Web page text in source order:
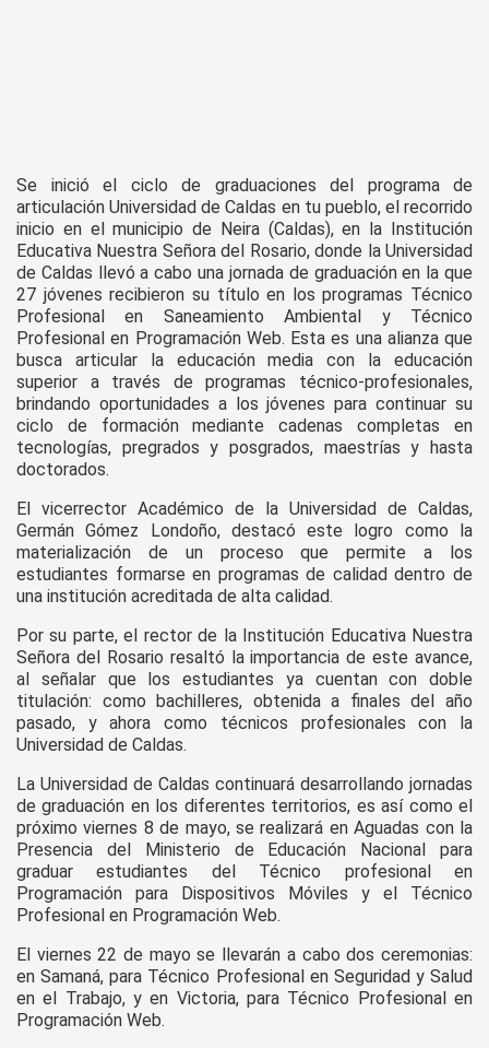
Se inició el ciclo de graduaciones del programa de
articulación Universidad de Caldas en tu pueblo, el recorrido
inicio en el municipio de Neira (Caldas), en la Institución
Educativa Nuestra Señora del Rosario, donde la Universidad
de Caldas llevó a cabo una jornada de graduación en la que
27 jóvenes recibieron su título en los programas Técnico
Profesional en Saneamiento Ambiental y Técnico
Profesional en Programación Web. Esta es una alianza que
busca articular la educación media con la educación
superior a través de programas técnico-profesionales,
brindando oportunidades a los jóvenes para continuar su
ciclo de formación mediante cadenas completas en
tecnologías, pregrados y posgrados, maestrías y hasta
doctorados.
El vicerrector Académico de la Universidad de Caldas,
Germán Gómez Londoño, destacó este logro como la
materialización de un proceso que permite a los
estudiantes formarse en programas de calidad dentro de
una institución acreditada de alta calidad.
Por su parte, el rector de la Institución Educativa Nuestra
Señora del Rosario resaltó la importancia de este avance,
al señalar que los estudiantes ya cuentan con doble
titulación: como bachilleres, obtenida a finales del año
pasado, y ahora como técnicos profesionales con la
Universidad de Caldas.
La Universidad de Caldas continuará desarrollando jornadas
de graduación en los diferentes territorios, es así como el
próximo viernes 8 de mayo, se realizará en Aguadas con la
Presencia del Ministerio de Educación Nacional para
graduar estudiantes del Técnico profesional en
Programación para Dispositivos Móviles y el Técnico
Profesional en Programación Web.
El viernes 22 de mayo se llevarán a cabo dos ceremonias:
en Samaná, para Técnico Profesional en Seguridad y Salud
en el Trabajo, y en Victoria, para Técnico Profesional en
Programación Web.